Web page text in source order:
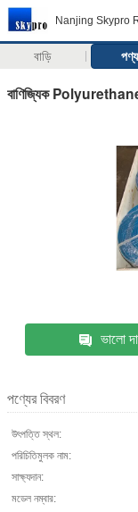
Nanjing Skypro
বাড়ি পণ্য
বাণিজ্যিক Polyurethane /
ভালো
পণ্যের বিবরণ
উৎপত্তি স্থল:
পরিচিতিমুলক নাম:
সাক্ষ্যদান:
মডেল নম্বার: